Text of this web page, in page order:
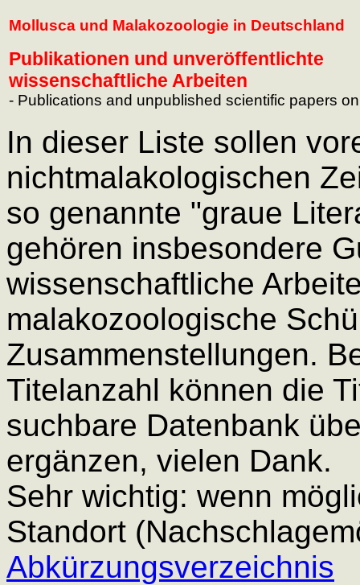
Mollusca und Malakozoologie in Deutschland
Publikationen und unveröffentlichte
wissenschaftliche Arbeiten
- Publications and unpublished scientific papers
In dieser Liste sollen
nichtmalakologischen
so genannte "graue
gehören insbesondere
wissenschaftliche
malakozoologische
Zusammenstellungen.
Titelanzahl können die
suchbare Datenbank
ergänzen, vielen Dank.
Sehr wichtig: wenn
Standort
Abkürzungsverzeichnis